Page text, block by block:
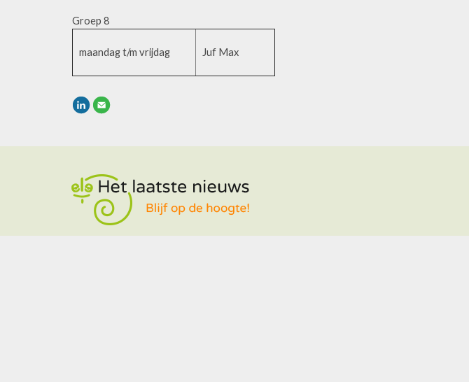
Groep 8
maandag t/m vrijdag Juf Max